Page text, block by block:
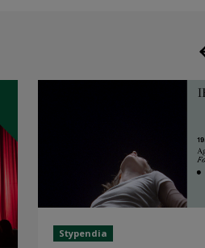
Stypendia